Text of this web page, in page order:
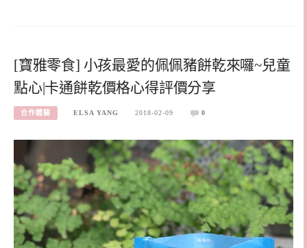
[寶雅零食] 小孩最愛的佩佩豬餅乾來囉~兒童
點心|卡通餅乾價格心得評價分享
合作體驗 ELSA YANG 2018-02-09 0